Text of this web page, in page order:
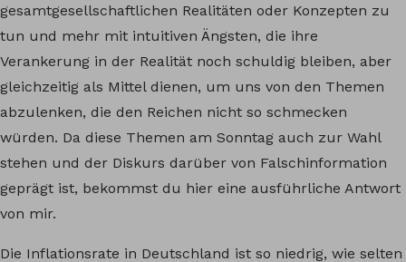
gesamtgesellschaftlichen Realitäten oder Konzepten zu
tun und mehr mit intuitiven Ängsten, die ihre
Verankerung in der Realität noch schuldig bleiben, aber
gleichzeitig als Mittel dienen, um uns von den Themen
abzulenken, die den Reichen nicht so schmecken
würden. Da diese Themen am Sonntag auch zur Wahl
stehen und der Diskurs darüber von Falschinformation
geprägt ist, bekommst du hier eine ausführliche Antwort
von mir.
Die Inflationsrate in Deutschland ist so niedrig, wie selten